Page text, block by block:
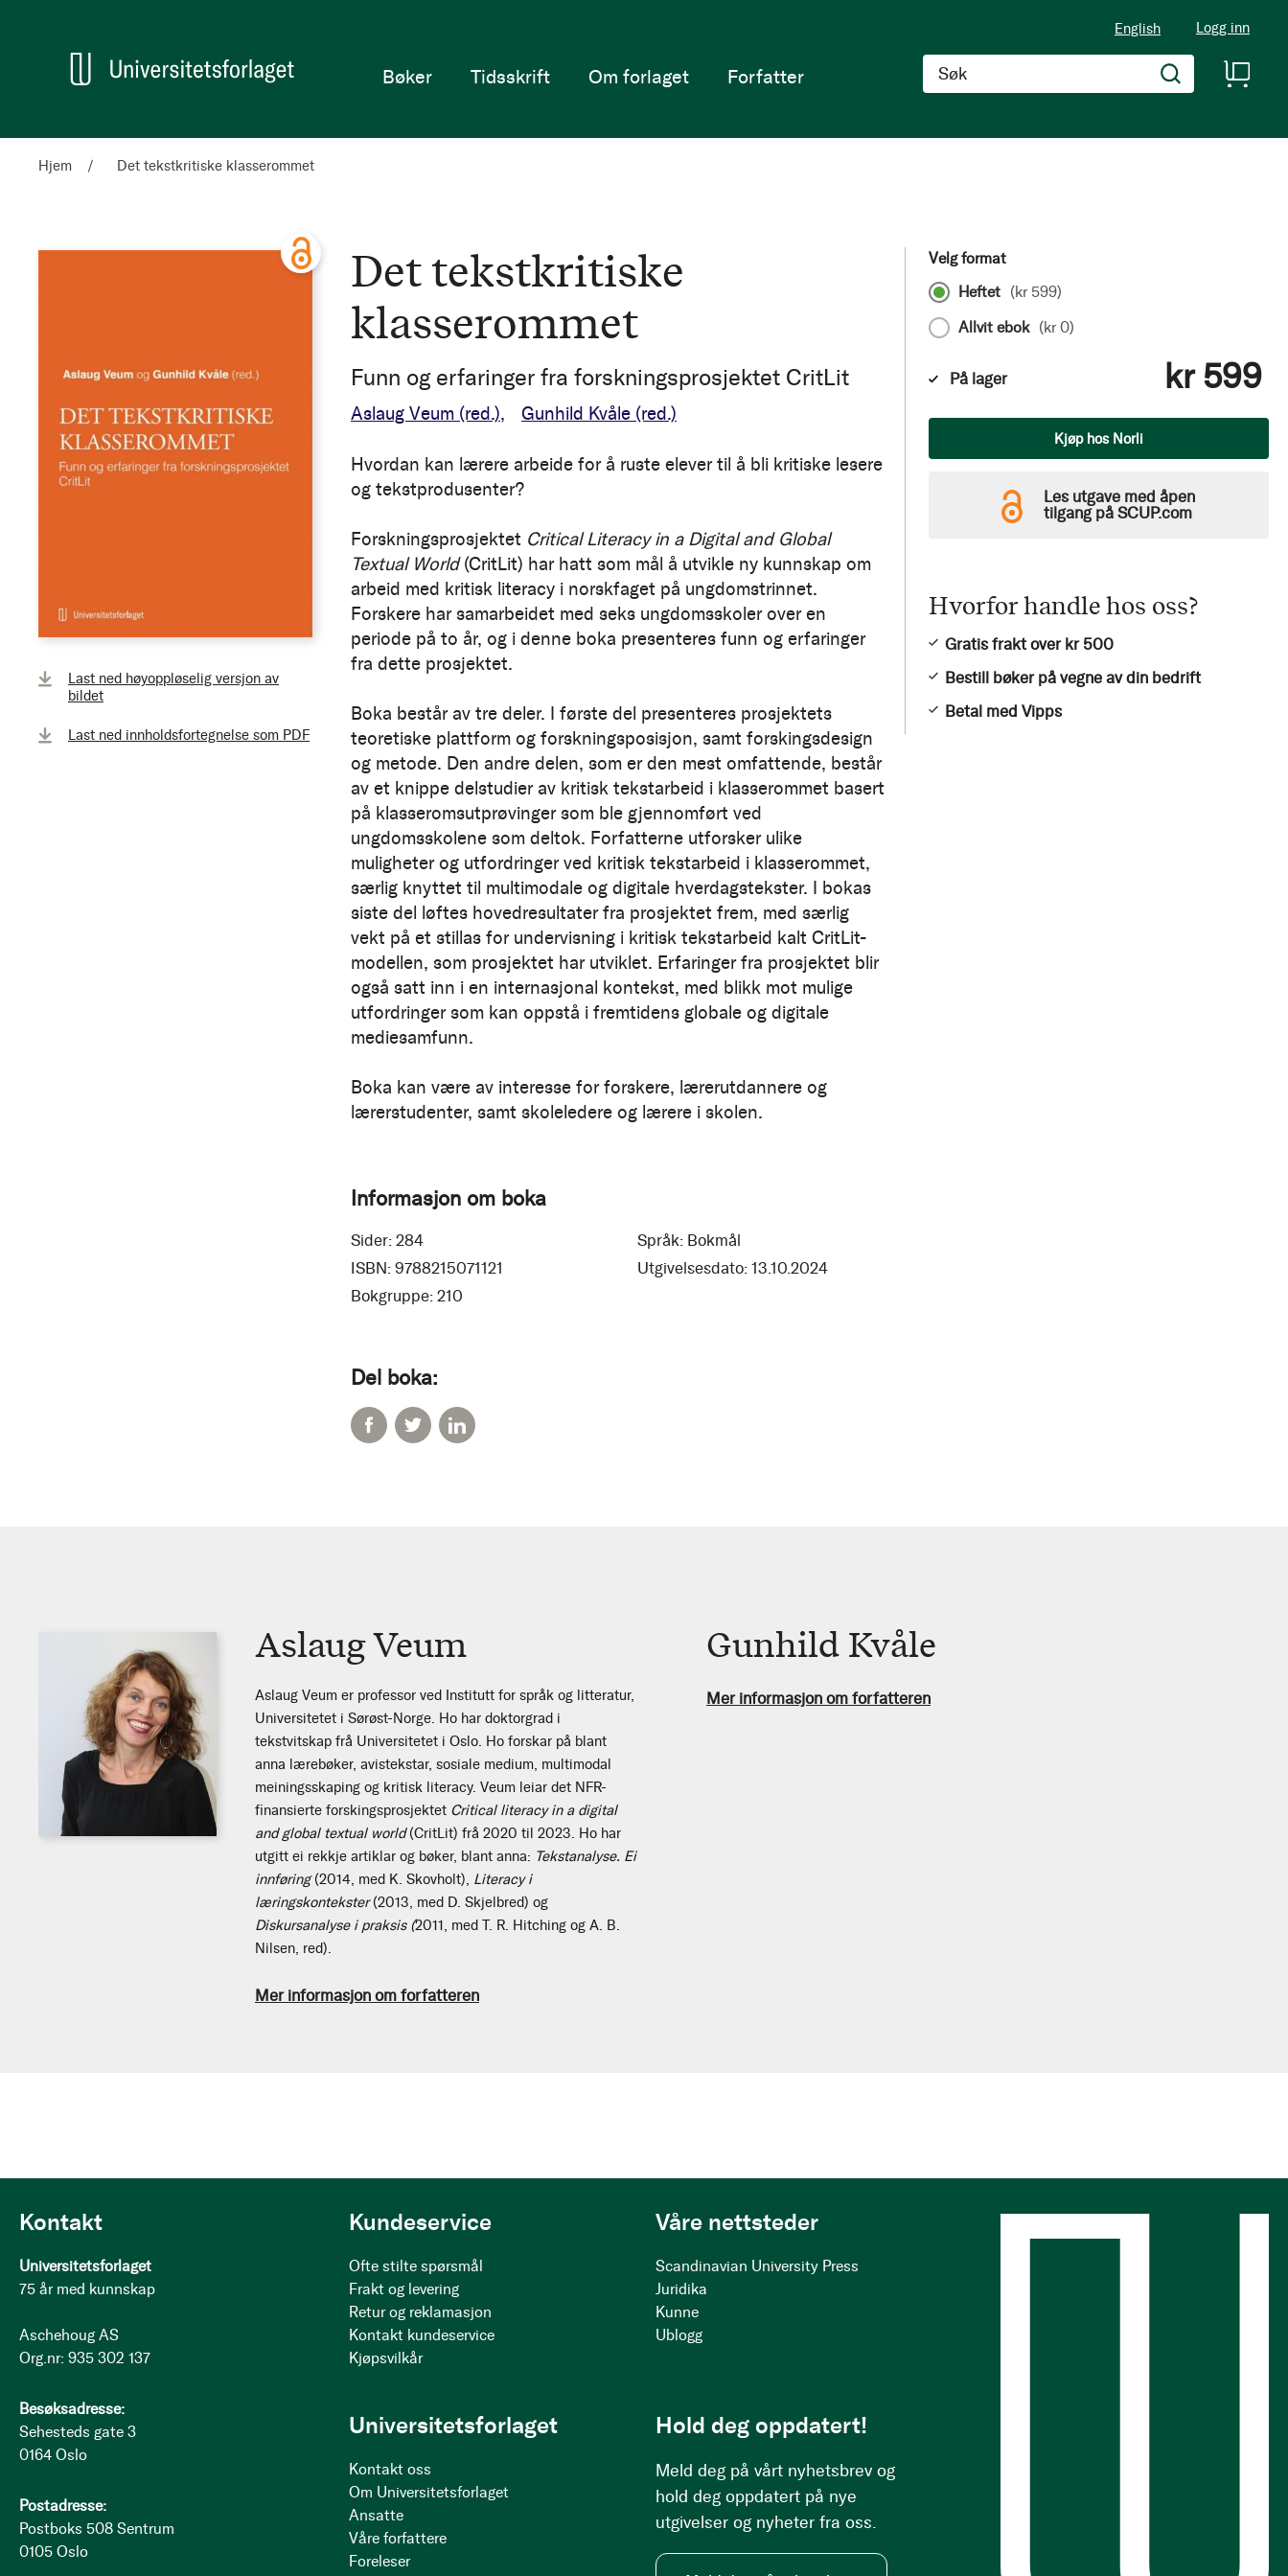
English Logg inn
Søk
Hjem
Bøker Tidsskrift Om forlaget Forfatter
Hjem Det tekstkritiske klasserommet
Last ned høyoppløselig versjon av
bildet
Last ned innholdsfortegnelse som PDF
Det tekstkritiske
klasserommet
Funn og erfaringer fra forskningsprosjektet CritLit
Aslaug Veum (red.) Gunhild Kvåle (red.)
Hvordan kan lærere arbeide for å ruste elever til å bli kritiske lesere
og tekstprodusenter?
Forskningsprosjektet Critical Literacy in a Digital and Global
Textual World(CritLit) har hatt som mål å utvikle ny kunnskap om
arbeid med kritisk literacy i norskfaget på ungdomstrinnet.
Forskere har samarbeidet med seks ungdomsskoler over en
periode på to år, og i denne boka presenteres funn og erfaringer
fra dette prosjektet.
Boka består av tre deler. I første del presenteres prosjektets
teoretiske plattform og forskningsposisjon, samt forskingsdesign
og metode. Den andre delen, som er den mest omfattende, består
av et knippe delstudier av kritisk tekstarbeid i klasserommet basert
på klasseromsutprøvinger som ble gjennomført ved
ungdomsskolene som deltok. Forfatterne utforsker ulike
muligheter og utfordringer ved kritisk tekstarbeid i klasserommet,
særlig knyttet til multimodale og digitale hverdagstekster. I bokas
siste del løftes hovedresultater fra prosjektet frem, med særlig
vekt på et stillas for undervisning i kritisk tekstarbeid kalt CritLit-
modellen, som prosjektet har utviklet. Erfaringer fra prosjektet blir
også satt inn i en internasjonal kontekst, med blikk mot mulige
utfordringer som kan oppstå i fremtidens globale og digitale
mediesamfunn.
Boka kan være av interesse for forskere, lærerutdannere og
lærerstudenter, samt skoleledere og lærere i skolen.
Informasjon om boka
Sider: 284 Språk: Bokmål
ISBN: 9788215071121 Utgivelsesdato: 13.10.2024
Bokgruppe: 210
Del boka:
Velg format
Heftet (kr 599)
Allvit ebok (kr 0)
På lager kr 599
Kjøp hos Norli
Les utgave med åpen
tilgang på SCUP.com
Hvorfor handle hos oss?
Gratis frakt over kr 500
Bestill bøker på vegne av din bedrift
Betal med Vipps
Aslaug Veum
Aslaug Veum er professor ved Institutt for språk og litteratur,
Universitetet i Sørøst-Norge. Ho har doktorgrad i
tekstvitskap frå Universitetet i Oslo. Ho forskar på blant
anna lærebøker, avistekstar, sosiale medium, multimodal
meiningsskaping og kritisk literacy. Veum leiar det NFR-
finansierte forskingsprosjektet Critical literacy in a digital
and global textual world(CritLit) frå 2020 til 2023. Ho har
utgitt ei rekkje artiklar og bøker, blant anna: Tekstanalyse. Ei
innføring(2014, med K. Skovholt), Literacy i
læringskontekster(2013, med D. Skjelbred) og
Diskursanalyse i praksis (2011, med T. R. Hitching og A. B.
Nilsen, red).
Mer informasjon om forfatteren
Gunhild Kvåle
Mer informasjon om forfatteren
Kontakt
Universitetsforlaget
75 år med kunnskap
Aschehoug AS
Org.nr: 935 302 137
Besøksadresse:
Sehesteds gate 3
0164 Oslo
Postadresse:
Postboks 508 Sentrum
0105 Oslo
Kundeservice
Ofte stilte spørsmål
Frakt og levering
Retur og reklamasjon
Kontakt kundeservice
Kjøpsvilkår
Våre nettsteder
Scandinavian University Press
Juridika
Kunne
Ublogg
Universitetsforlaget
Kontakt oss
Om Universitetsforlaget
Ansatte
Våre forfattere
Foreleser
Hold deg oppdatert!
Meld deg på vårt nyhetsbrev og
hold deg oppdatert på nye
utgivelser og nyheter fra oss.